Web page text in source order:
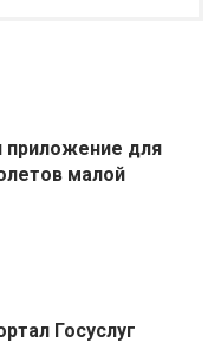
приложение для
малой
Госуслуг